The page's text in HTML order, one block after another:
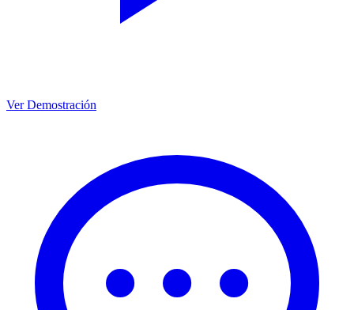
Ver Demostración